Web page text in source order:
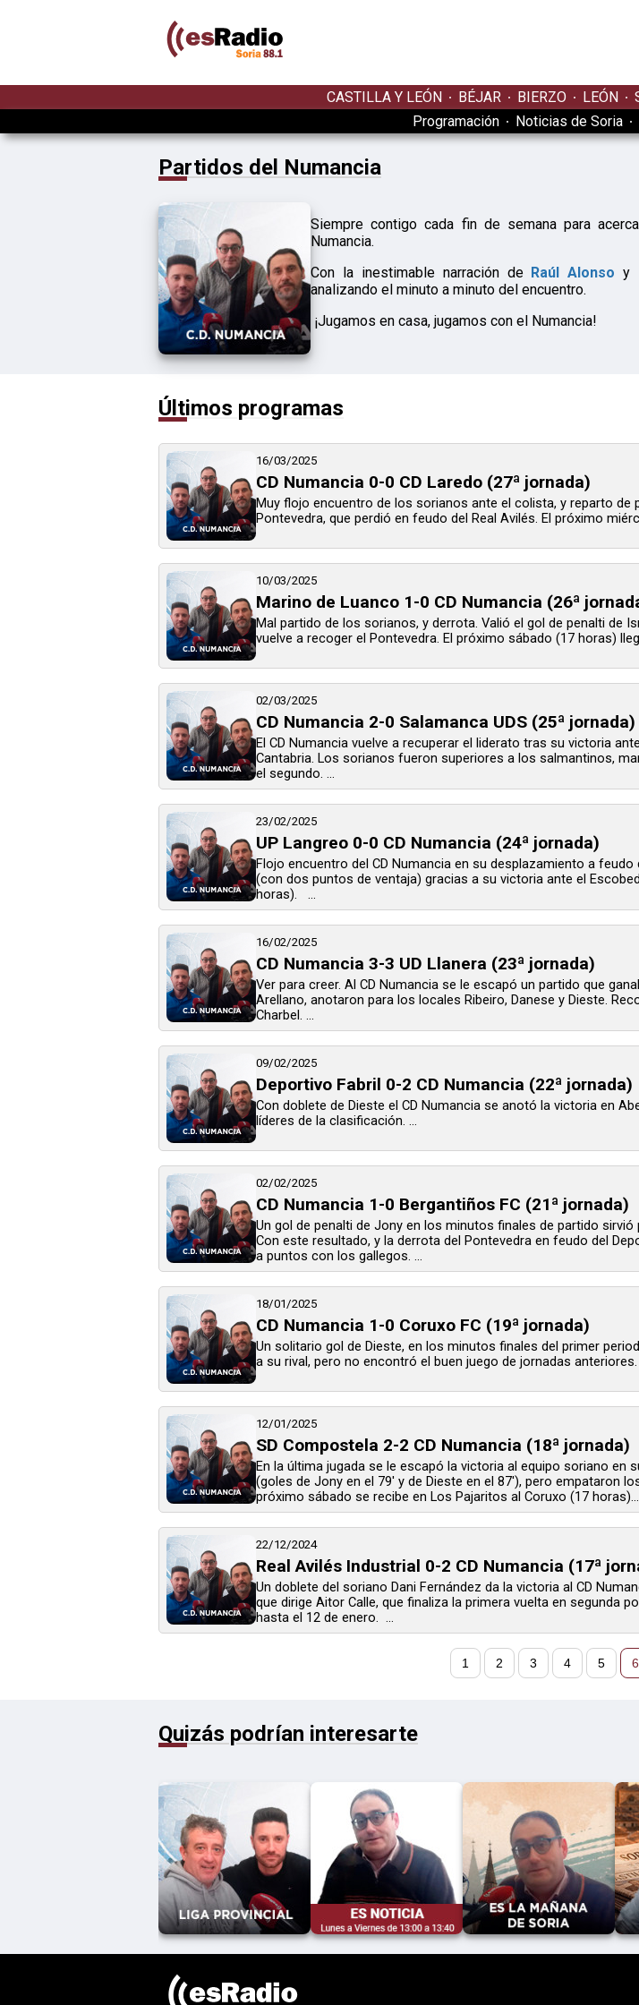
CASTILLA Y LEÓN BÉJAR BIERZO LEÓN
Programación
Noticias de Soria
Partidos del Numancia
Siempre contigo cada fin de semana para
Numancia.
Con la inestimable narración de Raúl Alonso y
analizando el minuto a minuto del encuentro.
¡Jugamos en casa, jugamos con el Numancia!
Últimos programas
16/03/2025
CD Numancia 0-0 CD Laredo (27ª jornada)
Muy flojo encuentro de los sorianos ante el colista, y reparto de
Pontevedra, que perdió en feudo del Real Avilés. El próximo
10/03/2025
Marino de Luanco 1-0 CD Numancia (26ª
Mal partido de los sorianos, y derrota. Valió el gol de penalti de
vuelve a recoger el Pontevedra. El próximo sábado (17 horas)
02/03/2025
CD Numancia 2-0 Salamanca UDS (25ª jornada)
El CD Numancia vuelve a recuperar el liderato tras su victoria
Cantabria. Los sorianos fueron superiores a los salmantinos,
el segundo. ...
23/02/2025
UP Langreo 0-0 CD Numancia (24ª jornada)
Flojo encuentro del CD Numancia en su desplazamiento a
(con dos puntos de ventaja) gracias a su victoria ante el
horas). ...
16/02/2025
CD Numancia 3-3 UD Llanera (23ª jornada)
Ver para creer. Al CD Numancia se le escapó un partido que
Arellano, anotaron para los locales Ribeiro, Danese y Dieste.
Charbel. ...
09/02/2025
Deportivo Fabril 0-2 CD Numancia (22ª jornada)
Con doblete de Dieste el CD Numancia se anotó la victoria en
líderes de la clasificación. ...
02/02/2025
CD Numancia 1-0 Bergantiños FC (21ª jornada)
Un gol de penalti de Jony en los minutos finales de partido
Con este resultado, y la derrota del Pontevedra en feudo del
a puntos con los gallegos. ...
18/01/2025
CD Numancia 1-0 Coruxo FC (19ª jornada)
Un solitario gol de Dieste, en los minutos finales del primer
a su rival, pero no encontró el buen juego de jornadas
12/01/2025
SD Compostela 2-2 CD Numancia (18ª jornada)
En la última jugada se le escapó la victoria al equipo soriano en
(goles de Jony en el 79' y de Dieste en el 87'), pero empataron
próximo sábado se recibe en Los Pajaritos al Coruxo (17 horas)...
22/12/2024
Real Avilés Industrial 0-2 CD Numancia (17ª
Un doblete del soriano Dani Fernández da la victoria al CD
que dirige Aitor Calle, que finaliza la primera vuelta en segunda
hasta el 12 de enero. ...
1 2 3 4 5 6
Quizás podrían interesarte